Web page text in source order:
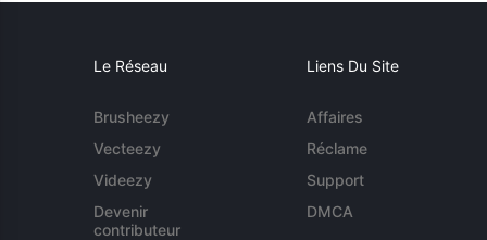
Le Réseau
Brusheezy
Vecteezy
Videezy
Devenir
contributeur
Liens Du Site
Affaires
Réclame
Support
DMCA